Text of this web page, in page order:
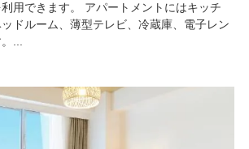
用できます。 アパートメントにはキッチ
ドルーム、薄型テレビ、冷蔵庫、電子レン
...